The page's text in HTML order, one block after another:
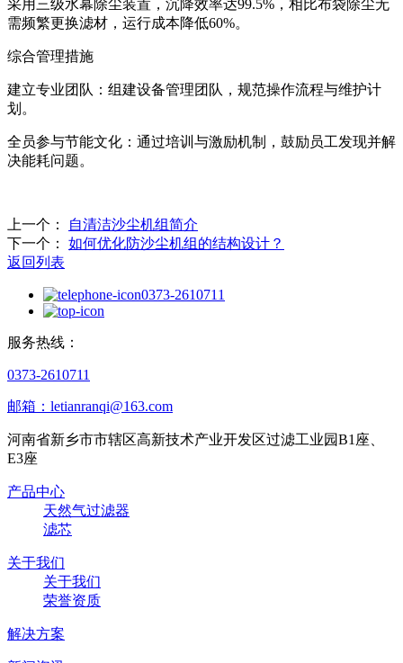
采用三级水幕除尘装置，沉降效率达99.5%，相比布袋除尘无
需频繁更换滤材，运行成本降低60%‌。
综合管理措施
‌建立专业团队‌：组建设备管理团队，规范操作流程与维护计
划‌。
‌全员参与节能文化‌：通过培训与激励机制，鼓励员工发现并解
决能耗问题。
上一个：
自清洁沙尘机组简介
下一个：
如何优化防沙尘机组的结构设计？
返回列表
0373-2610711
服务热线：
0373-2610711
邮箱：letianranqi@163.com
河南省新乡市市辖区高新技术产业开发区过滤工业园B1座、
E3座
产品中心
天然气过滤器
滤芯
关于我们
关于我们
荣誉资质
解决方案